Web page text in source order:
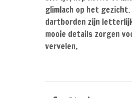
glimlach op het
dartborden zijn
mooie details zorgen
vervelen.